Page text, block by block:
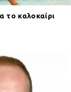
το καλοκαίρι